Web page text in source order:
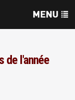
de l'année